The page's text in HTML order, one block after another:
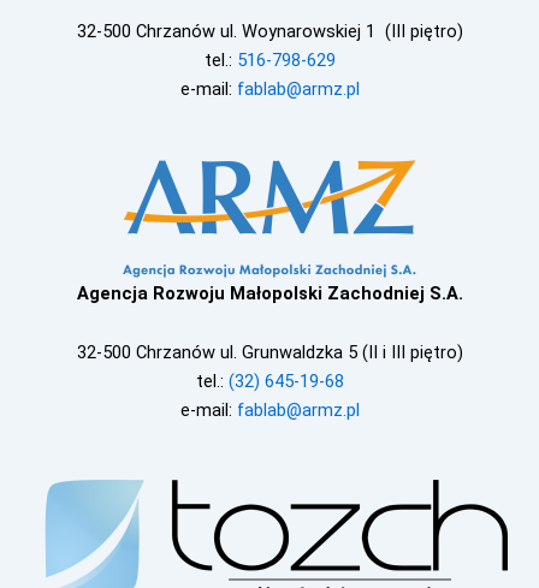
32-500 Chrzanów ul. Woynarowskiej 1 (III piętro)
tel.: 516-798-629
e-mail: fablab@armz.pl
Agencja Rozwoju Małopolski Zachodniej S.A.
32-500 Chrzanów ul. Grunwaldzka 5 (II i III piętro)
tel.: (32) 645-19-68
e-mail: fablab@armz.pl